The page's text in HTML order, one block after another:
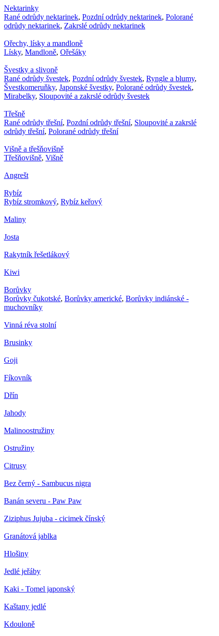
Nektarinky
Rané odrůdy nektarinek, Pozdní odrůdy nektarinek, Polorané
odrůdy nektarinek, Zakrslé odrůdy nektarinek
Ořechy, lísky a mandloně
Lísky, Mandloně, Ořešáky
Švestky a slivoně
Rané odrůdy švestek, Pozdní odrůdy švestek, Ryngle a blumy,
Švestkomeruňky, Japonské švestky, Polorané odrůdy švestek,
Mirabelky, Sloupovité a zakrslé odrůdy švestek
Třešně
Rané odrůdy třešní, Pozdní odrůdy třešní, Sloupovité a zakrslé
odrůdy třešní, Polorané odrůdy třešní
Višně a třešňovišně
Třešňovišně, Višně
Angrešt
Rybíz
Rybíz stromkový, Rybíz keřový
Maliny
Josta
Rakytník řešetlákový
Kiwi
Borůvky
Borůvky čukotské, Borůvky americké, Borůvky indiánské -
muchovníky
Vinná réva stolní
Brusinky
Goji
Fíkovník
Dřín
Jahody
Malinoostružiny
Ostružiny
Citrusy
Bez černý - Sambucus nigra
Banán severu - Paw Paw
Ziziphus Jujuba - cicimek čínský
Granátová jablka
Hlošiny
Jedlé jeřáby
Kaki - Tomel japonský
Kaštany jedlé
Kdouloně